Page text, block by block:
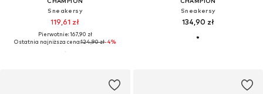
Sneakersy
119,61 zł
Pierwotnie: 167,90 zł
Ostatnia najniższa cena:124,90 zł-4%
Sneakersy
134,90 zł